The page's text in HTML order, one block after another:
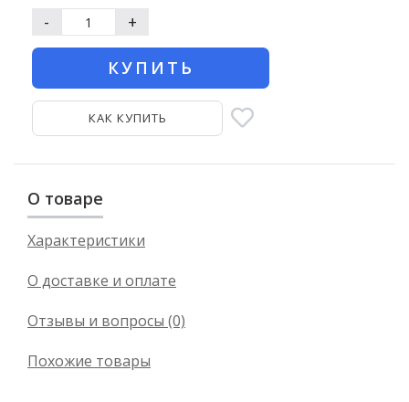
- +
КУПИТЬ
КАК КУПИТЬ
О товаре
Характеристики
О доставке и оплате
Отзывы и вопросы (0)
Похожие товары